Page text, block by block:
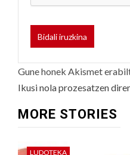
Gune honek Akismet
Ikusi nola prozesatzen
MORE STORIES
LUDOTEKA